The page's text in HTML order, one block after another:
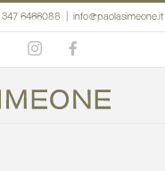
347 6466088 info@paolasimeone.it
Instagram